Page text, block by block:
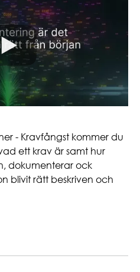
- Kravfångst kommer du
ett krav är samt hur
dokumenterar ock
blivit rätt beskriven och